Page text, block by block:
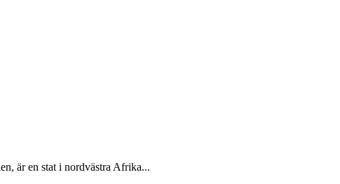
är en stat i nordvästra Afrika...